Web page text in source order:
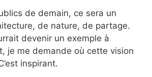
de demain, ce sera un
de nature, de partage.
devenir un exemple à
je me demande où cette vision
inspirant.